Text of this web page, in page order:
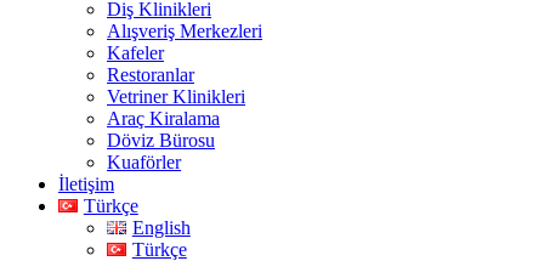
Diş Klinikleri
Alışveriş Merkezleri
Kafeler
Restoranlar
Vetriner Klinikleri
Araç Kiralama
Döviz Bürosu
Kuaförler
İletişim
Türkçe
English
Türkçe